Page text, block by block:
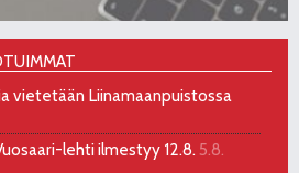
vietetään Liinamaanpuistossa
lehti ilmestyy 12.8. 5.8.